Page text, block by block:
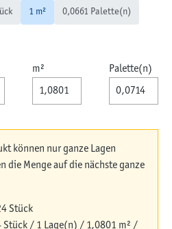
1 m² 0,0661 Palette(n)
m² Palette(n)
können nur ganze Lagen
die Menge auf die nächste ganze
Stück
Stück / 1 Lage(n) / 1,0801 m² /